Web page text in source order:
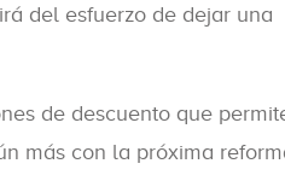
del esfuerzo de dejar una
de descuento que
más con la próxima